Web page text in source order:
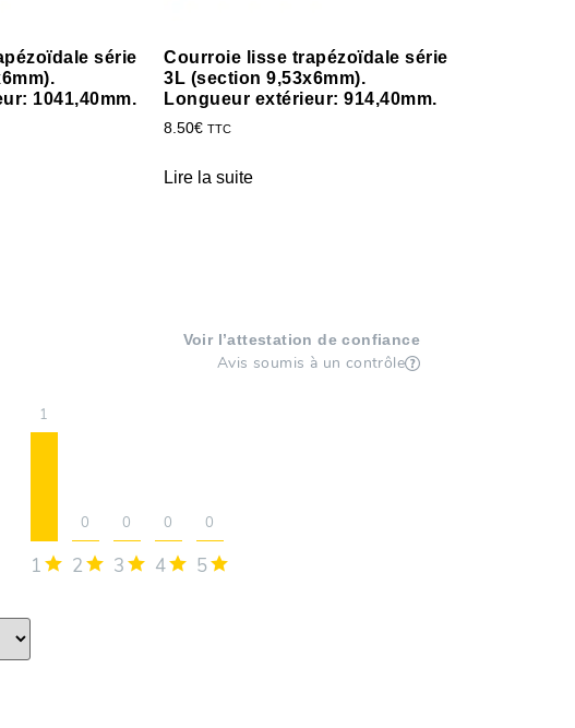
série
1041,40mm.
Courroie lisse trapézoïdale série
3L (section 9,53x6mm).
Longueur extérieur: 914,40mm.
8.50€ TTC
Lire la suite
Voir l’attestation de confiance
Avis soumis à un contrôle
1
1
2
0
3
0
4
0
5
0